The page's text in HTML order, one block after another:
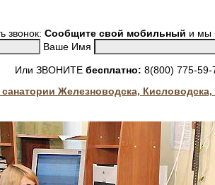
звонок: Сообщите свой мобильный и мы
Ваше Имя
Или ЗВОНИТЕ бесплатно: 8(800) 775-59-
Железноводска, Кисловодска,